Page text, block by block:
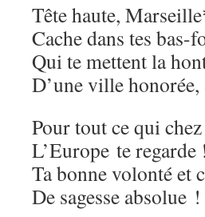
Tête haute,
Cache dans tes bas-
Qui te mettent la
D’une ville
Pour tout ce qui
L’Europe te
Ta bonne volonté et
De sagesse absolue